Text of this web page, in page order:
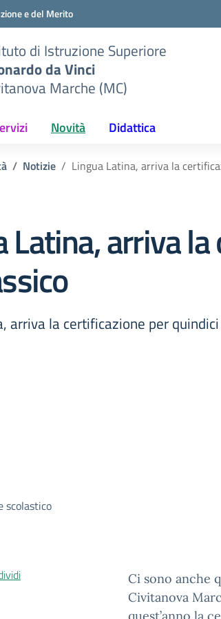
e del Merito
di Istruzione Superiore
da Vinci
Marche (MC)
Novità Didattica
Notizie Lingua Latina, arriva la
Latina, arriva
arriva la certificazione per
scolastico
Ci sono anche
Civitanova